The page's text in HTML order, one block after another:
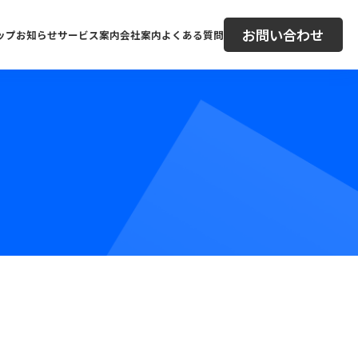
プお知らせサービス案内会社案内よくある質問 お問い合わせ